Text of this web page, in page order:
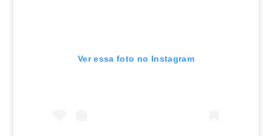
Ver essa foto no Instagram